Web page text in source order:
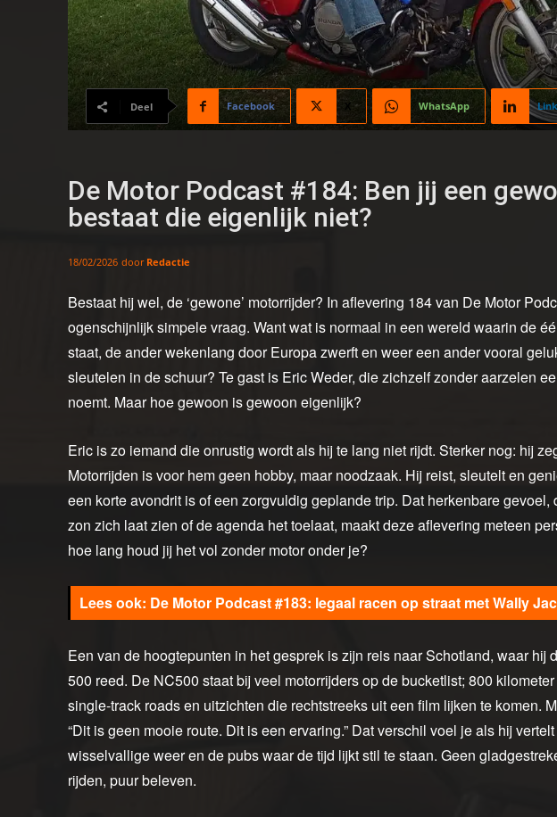
Deel Facebook X WhatsApp
De Motor Podcast #184: Ben jij een
bestaat die eigenlijk niet?
18/02/2026 door Redactie
Bestaat hij wel, de ‘gewone’ motorrijder? In aflevering 184 van De Motor
ogenschijnlijk simpele vraag. Want wat is normaal in een wereld waarin de
staat, de ander wekenlang door Europa zwerft en weer een ander vooral
sleutelen in de schuur? Te gast is Eric Weder, die zichzelf zonder aarzelen
noemt. Maar hoe gewoon is gewoon eigenlijk?
Eric is zo iemand die onrustig wordt als hij te lang niet rijdt. Sterker nog: hij
Motorrijden is voor hem geen hobby, maar noodzaak. Hij reist, sleutelt en
een korte avondrit is of een zorgvuldig geplande trip. Dat herkenbare gevoel,
zon zich laat zien of de agenda het toelaat, maakt deze aflevering meteen
hoe lang houd jij het vol zonder motor onder je?
De Motor Podcast #183: legaal racen op straat met Wally
Een van de hoogtepunten in het gesprek is zijn reis naar Schotland, waar hij
500 reed. De NC500 staat bij veel motorrijders op de bucketlist; 800
single-track roads en uitzichten die rechtstreeks uit een film lijken te komen.
“Dit is geen mooie route. Dit is een ervaring.” Dat verschil voel je als hij
wisselvallige weer en de pubs waar de tijd lijkt stil te staan. Geen
rijden, puur beleven.